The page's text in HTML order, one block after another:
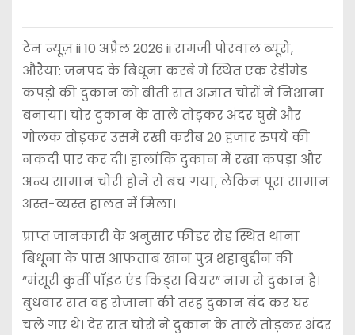
टेन न्यूज़ ii 10 अप्रैल 2026 ii रामजी पोरवाल ब्यूरो,
औरैया: जनपद के बिधूना कस्बे में स्थित एक रेडीमेड
कपड़ों की दुकान को बीती रात अज्ञात चोरों ने निशाना
बनाया। चोर दुकान के ताले तोड़कर अंदर घुसे और
गोलक तोड़कर उसमें रखी करीब 20 हजार रुपये की
नकदी पार कर दी। हालांकि दुकान में रखा कपड़ा और
अन्य सामान चोरी होने से बच गया, लेकिन पूरा सामान
अस्त-व्यस्त हालत में मिला।
प्राप्त जानकारी के अनुसार फीडर रोड स्थित थाना
बिधूना के पास आफताब खान पुत्र शहाबुद्दीन की
“मंसूरी कुर्ती पॉइंट एंड किड्स वियर” नाम से दुकान है।
बुधवार रात वह रोजाना की तरह दुकान बंद कर घर
चले गए थे। देर रात चोरों ने दुकान के ताले तोड़कर अंदर